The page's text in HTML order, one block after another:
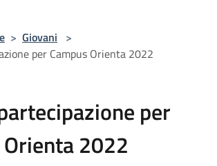
> Giovani >
per Campus Orienta 2022
per
2022